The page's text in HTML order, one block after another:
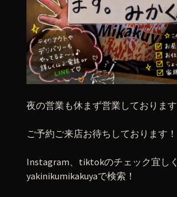
夜の営業も休まず営業しております
ご予約ご来店お待ちしております！
Instagram、tiktokのチェック宜し
yakinikumikakuyaで検索！